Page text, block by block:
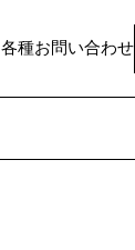
各種お問い合わせ